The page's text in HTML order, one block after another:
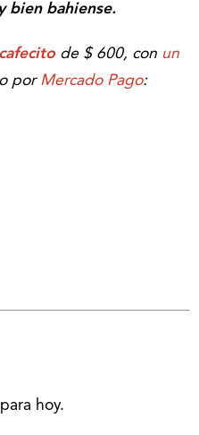
bien bahiense.
cafecito de $ 600, con un
porMercado Pago:
hoy.